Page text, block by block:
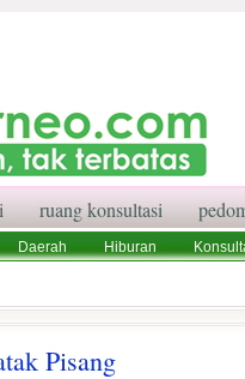
ruang konsultasi
Daerah Hiburan
Pisang